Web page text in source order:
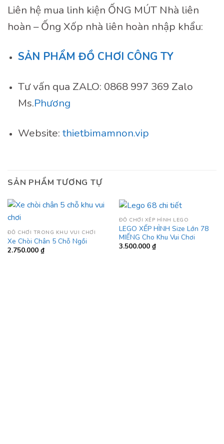
Liên hệ mua linh kiện ỐNG MÚT Nhà liên
hoàn – Ống Xốp nhà liên hoàn nhập khẩu:
SẢN PHẨM ĐỒ CHƠI CÔNG TY
Tư vấn qua ZALO: 0868 997 369 Zalo
Ms.Phương
Website: thietbimamnon.vip
SẢN PHẨM TƯƠNG TỰ
ĐỒ CHƠI TRONG KHU VUI CHƠI
Xe Chòi Chân 5 Chỗ Ngồi
2.750.000 ₫
ĐỒ CHƠI XẾP HÌNH LEGO
LEGO XẾP HÌNH Size Lớn 78
MIẾNG Cho Khu Vui Chơi
3.500.000 ₫